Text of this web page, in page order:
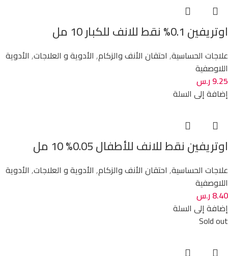
اوتريفين 0.1% نقط للانف للكبار 10 مل
علاجات الحساسية, احتقان الأنف والزكام, الأدوية و العلاجات, الأدوية
اللاوصفية
9.25ر.س
إضافة إلى السلة
اوتريفين نقط للانف للأطفال 0.05% 10 مل
علاجات الحساسية, احتقان الأنف والزكام, الأدوية و العلاجات, الأدوية
اللاوصفية
8.40ر.س
إضافة إلى السلة
Sold out